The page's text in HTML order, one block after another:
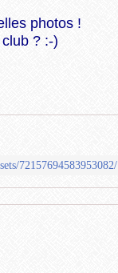
photos !
? :-)
72157694583953082/